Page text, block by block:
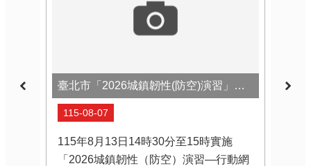
臺北市「2026城鎮韌性(防空)演習」於8月13日(四) 14時30分至15時實施
115-08-07
115年8月13日14時30分至15時實施
「2026城鎮韌性（防空）演習—行動網
親